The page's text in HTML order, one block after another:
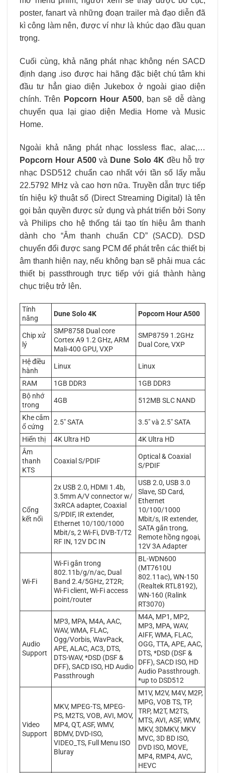
poster, fanart và những đoạn trailer mà đạo diễn đã
kì công làm nên, được ví như là khúc dạo đầu quan
trọng.
Cuối cùng, khả năng phát nhạc không nén SACD
định dạng .iso được hai hãng đặc biệt chú tâm khi
đầu tư hẳn giao diện Jukebox ở ngoài giao diện
chính. Trên
Popcorn Hour A500, bạn sẽ dễ dàng
chuyển qua lại giao diện Media Home và Music
Home.
Ngoài khả năng phát nhạc lossless flac, alac,…
Popcorn Hour A500và Dune Solo 4K đều hỗ trợ
nhạc DSD512 chuẩn cao nhất với tần số lấy mẫu
22.5792 MHz và cao hơn nữa. Truyền dẫn trực tiếp
tín hiệu kỹ thuật số (Direct Streaming Digital) là tên
gọi bản quyền được sử dụng và phát triển bởi Sony
và Philips cho hệ thống tái tạo tín hiệu âm thanh
dành cho “Âm thanh chuẩn CD” (SACD). DSD
chuyển đổi được sang PCM để phát trên các thiết bị
âm thanh hiện nay, nếu không bạn sẽ phải mua các
thiết bị passthrough trực tiếp với giá thành hàng
chục triệu trở lên.
Tính
năng
Dune Solo 4K Popcorn Hour A500
Chip xử
lý
SMP8758 Dual core
Cortex A9 1.2 GHz, ARM
Mali-400 GPU, VXP
SMP8759 1.2GHz
Dual Core, VXP
Hệ điều
hành
Linux
Linux
RAM
1GB DDR3
1GB DDR3
Bộ nhớ
trong
4GB
512MB SLC NAND
Khe cắm
ổ cứng
2.5″ SATA
3.5″ và 2.5″ SATA
Hiển thị
4K Ultra HD
4K Ultra HD
Âm
thanh
KTS
Coaxial S/PDIF
Optical & Coaxial
S/PDIF
Cổng
kết nối
2x USB 2.0, HDMI 1.4b,
3.5mm A/V connector w/
3xRCA adapter, Coaxial
S/PDIF, IR extender,
Ethernet 10/100/1000
Mbit/s, 2 Wi-Fi, DVB-T/T2
RF IN, 12V DC IN
USB 2.0, USB 3.0
Slave, SD Card,
Ethernet
10/100/1000
Mbit/s, IR extender,
SATA gắn trong,
Remote hồng ngoại,
12V 3A Adapter
Wi-Fi
Wi-Fi gắn trong
802.11b/g/n/ac, Dual
Band 2.4/5GHz, 2T2R;
Wi-Fi client, Wi-Fi access
point/router
BL-WDN600
(MT7610U
802.11ac), WN-150
(Realtek RTL8192),
WN-160 (Ralink
RT3070)
Audio
Support
MP3, MPA, M4A, AAC,
WAV, WMA, FLAC,
Ogg/Vorbis, WavPack,
APE, ALAC, AC3, DTS,
DTS-WAV, *DSD (DSF &
DFF), SACD ISO, HD Audio
Passthrough
M4A, MP1, MP2,
MP3, MPA, WAV,
AIFF, WMA, FLAC,
OGG, TTA, APE, AAC,
DTS, *DSD (DSF &
DFF), SACD ISO, HD
Audio Passthrough.
*up to DSD512
Video
Support
MKV, MPEG-TS, MPEG-
PS, M2TS, VOB, AVI, MOV,
MP4, QT, ASF, WMV,
BDMV, DVD-ISO,
VIDEO_TS, Full Menu ISO
Bluray
M1V, M2V, M4V, M2P,
MPG, VOB TS, TP,
TRP, M2T, M2TS,
MTS, AVI, ASF, WMV,
MKV, 3DMKV, MKV
MVC, 3D BD ISO,
DVD ISO, MOVE,
MP4, RMP4, AVC,
HEVC